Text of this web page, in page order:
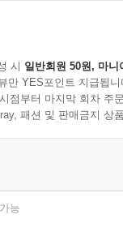
시 일반회원 50원, 마니
만 YES포인트 지급됩니
점부터 마지막 회차 주
패션 및 판매금지 상
능